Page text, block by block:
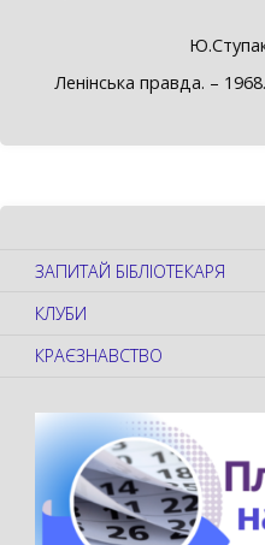
Ленінська правда. –
ЗАПИТАЙ БІБЛІОТЕКАРЯ
КЛУБИ
КРАЄЗНАВСТВО